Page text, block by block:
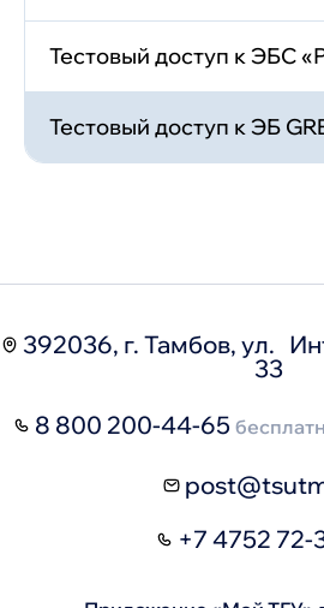
Тестовый доступ к ЭБС
Тестовый доступ к ЭБ
392036, г. Тамбов, ул.
33
8 800 200-44-65
+7 4752 72-